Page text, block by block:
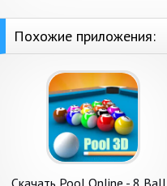
Похожие приложения:
Скачать Pool Online - 8 Ball,